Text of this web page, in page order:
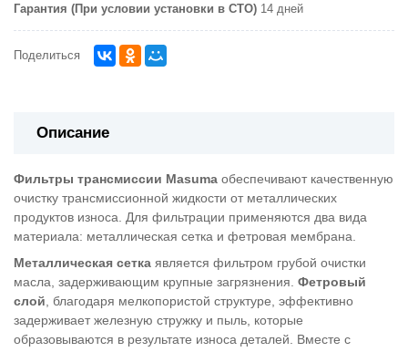
Гарантия (При условии установки в СТО) 14 дней
Поделиться
Описание
Фильтры трансмиссии Masuma обеспечивают качественную
очистку трансмиссионной жидкости от металлических
продуктов износа. Для фильтрации применяются два вида
материала: металлическая сетка и фетровая мембрана.
Металлическая сетка является фильтром грубой очистки
масла, задерживающим крупные загрязнения. Фетровый
слой, благодаря мелкопористой структуре, эффективно
задерживает железную стружку и пыль, которые
образовываются в результате износа деталей. Вместе с